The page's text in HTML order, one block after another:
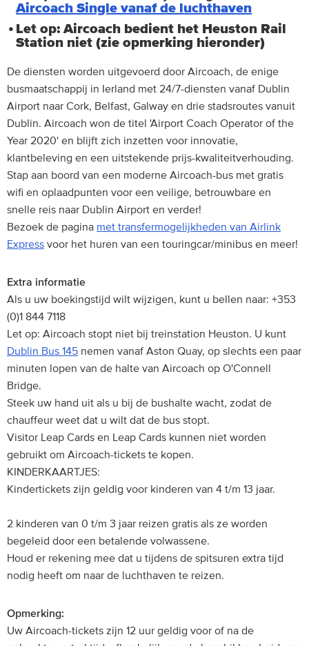
Aircoach Single vanaf de luchthaven
Let op: Aircoach bedient het Heuston Rail
Station niet (zie opmerking hieronder)
De diensten worden uitgevoerd door Aircoach, de enige
busmaatschappij in Ierland met 24/7-diensten vanaf Dublin
Airport naar Cork, Belfast, Galway en drie stadsroutes vanuit
Dublin. Aircoach won de titel 'Airport Coach Operator of the
Year 2020' en blijft zich inzetten voor innovatie,
klantbeleving en een uitstekende prijs-kwaliteitverhouding.
Stap aan boord van een moderne Aircoach-bus met gratis
wifi en oplaadpunten voor een veilige, betrouwbare en
snelle reis naar Dublin Airport en verder!
Bezoek de pagina met transfermogelijkheden van Airlink
Express voor het huren van een touringcar/minibus en meer!
Extra informatie
Als u uw boekingstijd wilt wijzigen, kunt u bellen naar: +353
(0)1 844 7118
Let op: Aircoach stopt niet bij treinstation Heuston. U kunt
Dublin Bus 145 nemen vanaf Aston Quay, op slechts een paar
minuten lopen van de halte van Aircoach op O'Connell
Bridge.
Steek uw hand uit als u bij de bushalte wacht, zodat de
chauffeur weet dat u wilt dat de bus stopt.
Visitor Leap Cards en Leap Cards kunnen niet worden
gebruikt om Aircoach-tickets te kopen.
KINDERKAARTJES:
Kindertickets zijn geldig voor kinderen van 4 t/m 13 jaar.
2 kinderen van 0 t/m 3 jaar reizen gratis als ze worden
begeleid door een betalende volwassene.
Houd er rekening mee dat u tijdens de spitsuren extra tijd
nodig heeft om naar de luchthaven te reizen.
Opmerking:
Uw Aircoach-tickets zijn 12 uur geldig voor of na de